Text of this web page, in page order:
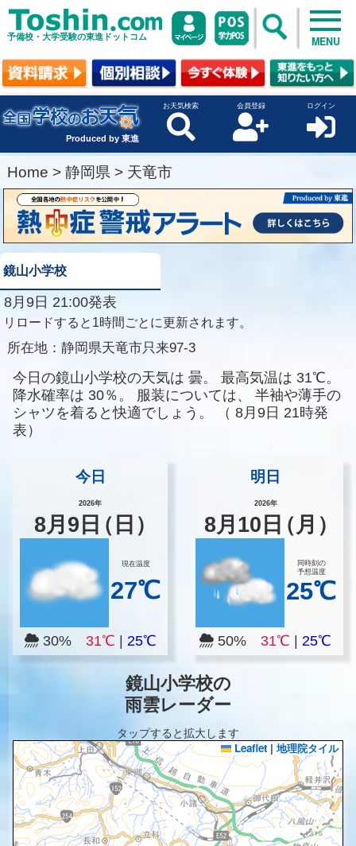
予備校・大学受験の東進ドットコム MENU
Produced by 東進
お天気検索 会員登録 ログイン
Home > 静岡県 > 天竜市
鏡山小学校
8月9日 21:00発表
リロードすると1時間ごとに更新されます。
所在地： 静岡県天竜市只来97-3
今日の鏡山小学校の天気は 曇。 最高気温は 31℃。
降水確率は 30％。 服装については、
半袖や薄手の
シャツを着ると快適でしょう。
（ 8月9日 21時発
表）
今日
2026年
8月 9 日（日）
現在温度
27℃
30% 31℃ 25℃
明日
2026年
8月 10 日（月）
同時刻の
予想温度
25℃
50%31℃ |25℃
鏡山小学校の
雨雲レーダー
タップすると拡大します
Leaflet | 地理院タイル